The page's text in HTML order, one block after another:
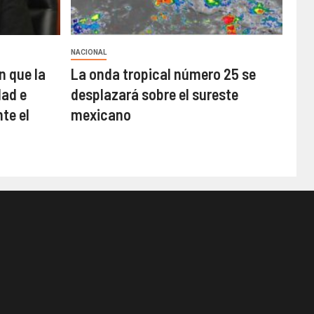
que la
e
el
NACIONAL
La onda tropical número 25 se
desplazará sobre el sureste
mexicano